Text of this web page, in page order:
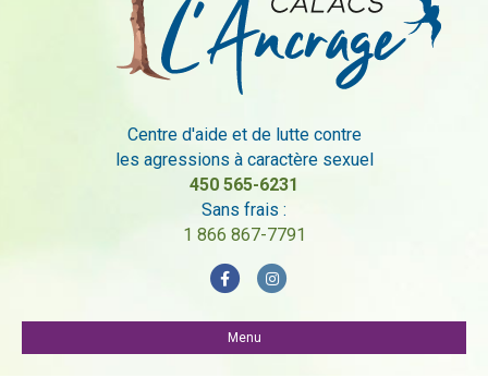
Centre d'aide et de lutte contre
les agressions à caractère sexuel
450 565-6231
Sans frais :
1 866 867-7791
F
c
I
Menu